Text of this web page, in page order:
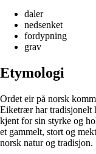
daler
nedsenket
fordypning
grav
Etymologi
Ordet eir på norsk
Eiketrær har tradisjonelt
kjent for sin styrke og
et gammelt, stort og
norsk natur og tradisjon.